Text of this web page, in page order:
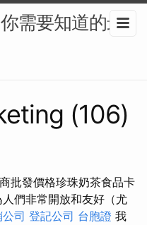
需要知道的最
(106)
批發價格珍珠奶茶食品卡
們非常開放和友好（尤
司 登記公司 台胞證 我